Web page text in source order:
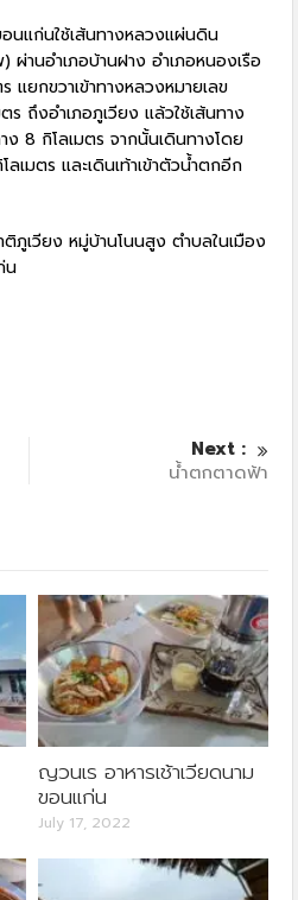
นแก่นใช้เส้นทางหลวงแผ่นดิน
านอำเภอบ้านฝาง อำเภอหนองเรือ
แยกขวาเข้าทางหลวงหมายเลข
ร ถึงอำเภอภูเวียง แล้วใช้เส้นทาง
ง 8 กิโลเมตร จากนั้นเดินทางโดย
เมตร และเดินเท้าเข้าตัวน้ำตกอีก
ภูเวียง หมู่บ้านโนนสูง ตำบลในเมือง
น
Next :
น้ำตกตาดฟ้า
ญวนเร อาหารเช้าเวียดนาม
ขอนแก่น
July 17, 2022